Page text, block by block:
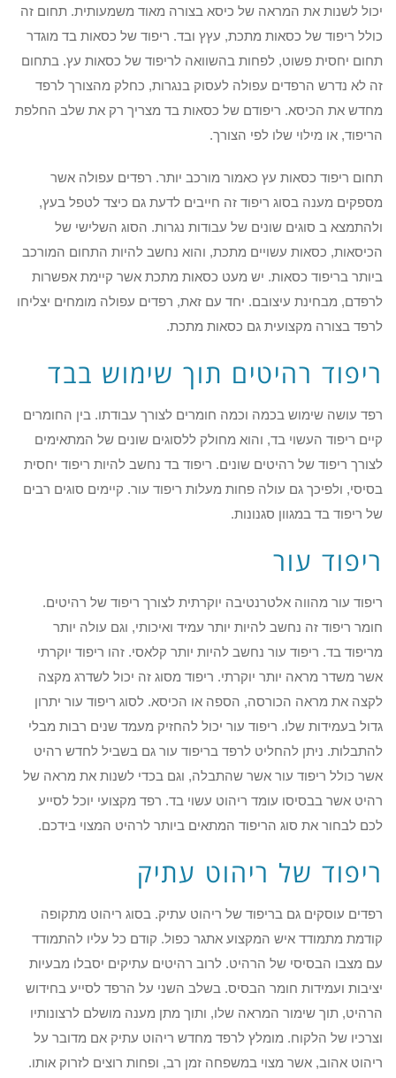
יכול לשנות את המראה של כיסא בצורה מאוד משמעותית. תחום זה
כולל ריפוד של כסאות מתכת, עץץ ובד. ריפוד של כסאות בד מוגדר
תחום יחסית פשוט, לפחות בהשוואה לריפוד של כסאות עץ. בתחום
זה לא נדרש הרפדים עפולה לעסוק בנגרות, כחלק מהצורך לרפד
מחדש את הכיסא. ריפודם של כסאות בד מצריך רק את שלב החלפת
הריפוד, או מילוי שלו לפי הצורך.
תחום ריפוד כסאות עץ כאמור מורכב יותר. רפדים עפולה אשר
מספקים מענה בסוג ריפוד זה חייבים לדעת גם כיצד לטפל בעץ,
ולהתמצא ב סוגים שונים של עבודות נגרות. הסוג השלישי של
הכיסאות, כסאות עשויים מתכת, והוא נחשב להיות התחום המורכב
ביותר בריפוד כסאות. יש מעט כסאות מתכת אשר קיימת אפשרות
לרפדם, מבחינת עיצובם. יחד עם זאת, רפדים עפולה מומחים יצליחו
לרפד בצורה מקצועית גם כסאות מתכת.
ריפוד רהיטים תוך שימוש בבד
רפד עושה שימוש בכמה וכמה חומרים לצורך עבודתו. בין החומרים
קיים ריפוד העשוי בד, והוא מחולק ללסוגים שונים של המתאימים
לצורך ריפוד של רהיטים שונים. ריפוד בד נחשב להיות ריפוד יחסית
בסיסי, ולפיכך גם עולה פחות מעלות ריפוד עור. קיימים סוגים רבים
של ריפוד בד במגוון סגנונות.
ריפוד עור
ריפוד עור מהווה אלטרנטיבה יוקרתית לצורך ריפוד של רהיטים.
חומר ריפוד זה נחשב להיות יותר עמיד ואיכותי, וגם עולה יותר
מריפוד בד. ריפוד עור נחשב להיות יותר קלאסי. זהו ריפוד יוקרתי
אשר משדר מראה יותר יוקרתי. ריפוד מסוג זה יכול לשדרג מקצה
לקצה את מראה הכורסה, הספה או הכיסא. לסוג ריפוד עור יתרון
גדול בעמידות שלו. ריפוד עור יכול להחזיק מעמד שנים רבות מבלי
להתבלות. ניתן להחליט לרפד בריפוד עור גם בשביל לחדש רהיט
אשר כולל ריפוד עור אשר שהתבלה, וגם בכדי לשנות את מראה של
רהיט אשר בבסיסו עומד ריהוט עשוי בד. רפד מקצועי יוכל לסייע
לכם לבחור את סוג הריפוד המתאים ביותר לרהיט המצוי בידכם.
ריפוד של ריהוט עתיק
רפדים עוסקים גם בריפוד של ריהוט עתיק. בסוג ריהוט מתקופה
קודמת מתמודד איש המקצוע אתגר כפול. קודם כל עליו להתמודד
עם מצבו הבסיסי של הרהיט. לרוב רהיטים עתיקים יסבלו מבעיות
יציבות ועמידות חומר הבסיס. בשלב השני על הרפד לסייע בחידוש
הרהיט, תוך שימור המראה שלו, ותוך מתן מענה מושלם לרצונותיו
וצרכיו של הלקוח. מומלץ לרפד מחדש ריהוט עתיק אם מדובר על
ריהוט אהוב, אשר מצוי במשפחה זמן רב, ופחות רוצים לזרוק אותו.